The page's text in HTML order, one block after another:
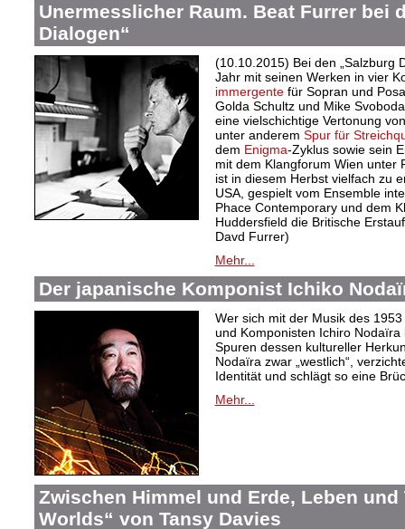
Unermesslicher Raum. Beat Furrer bei
Dialogen“
(10.10.2015) Bei den „Salzburg
Jahr mit seinen Werken in vier
immergentefür Sopran und
Golda Schultz und Mike
eine vielschichtige Vertonung
unter anderem Spur für
dem Enigma-Zyklus sowie sein
mit dem Klangforum Wien unter
ist in diesem Herbst vielfach zu
USA, gespielt vom Ensemble
Phace Contemporary und dem
Huddersfield die Britische
Davd Furrer)
Mehr...
Der japanische Komponist Ichiko
Wer sich mit der Musik des
und Komponisten Ichiro
Spuren dessen kultureller
Nodaïra zwar „westlich“,
Identität und schlägt so eine
Mehr...
Zwischen Himmel und Erde, Leben und
Worlds“ von Tansy Davies